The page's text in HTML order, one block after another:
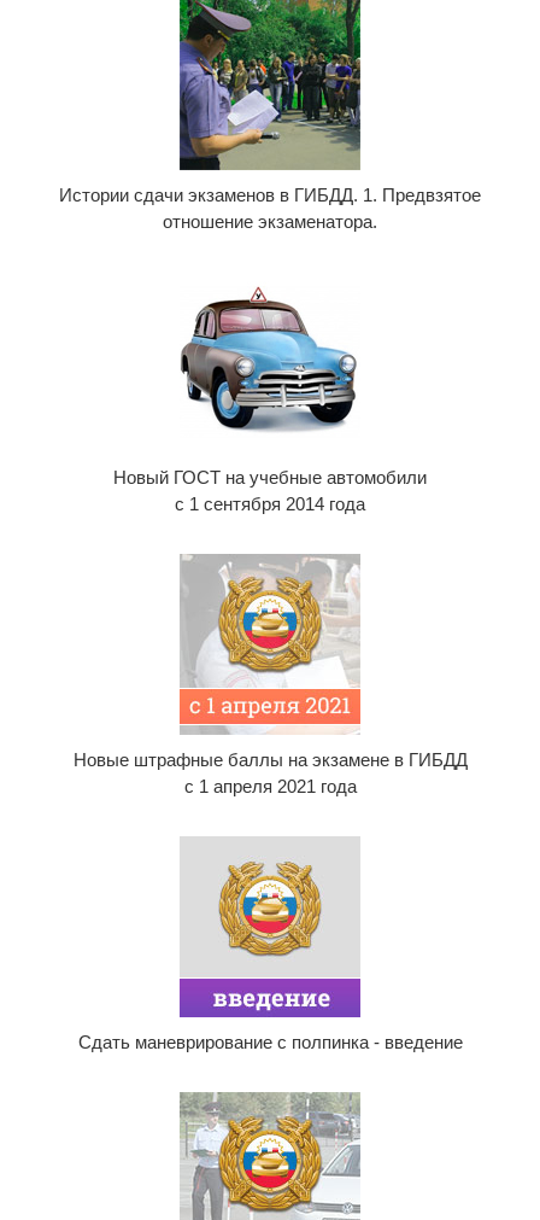
Истории сдачи экзаменов в ГИБДД. 1. Предвзятое
отношение экзаменатора.
Новый ГОСТ на учебные автомобили
с 1 сентября 2014 года
Новые штрафные баллы на экзамене в ГИБДД
с 1 апреля 2021 года
Сдать маневрирование с полпинка - введение